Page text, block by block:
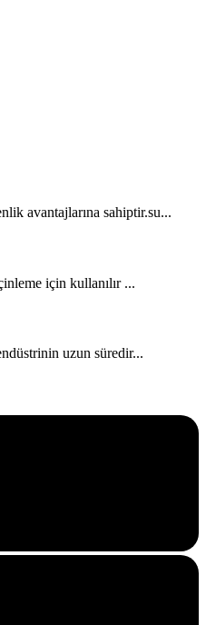
avantajlarına sahiptir.su...
için kullanılır ...
uzun süredir...